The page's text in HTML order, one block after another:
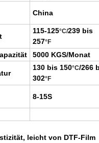
China
115-125°C/239 bis
257°F
5000 KGS/Monat
130 bis 150°C/266
302°F
8-15S
leicht von DTF-Film